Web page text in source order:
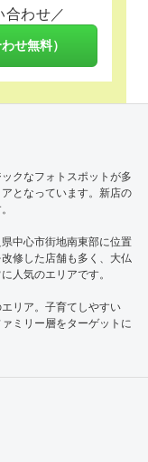
合わせ／
せ無料）
クなフォトスポットが多
となっています。新店の
中心市街地南東部に位置
修した店舗も多く、大仏
人気のエリアです。
リア。子育てしやすい
ミリー層をターゲットに